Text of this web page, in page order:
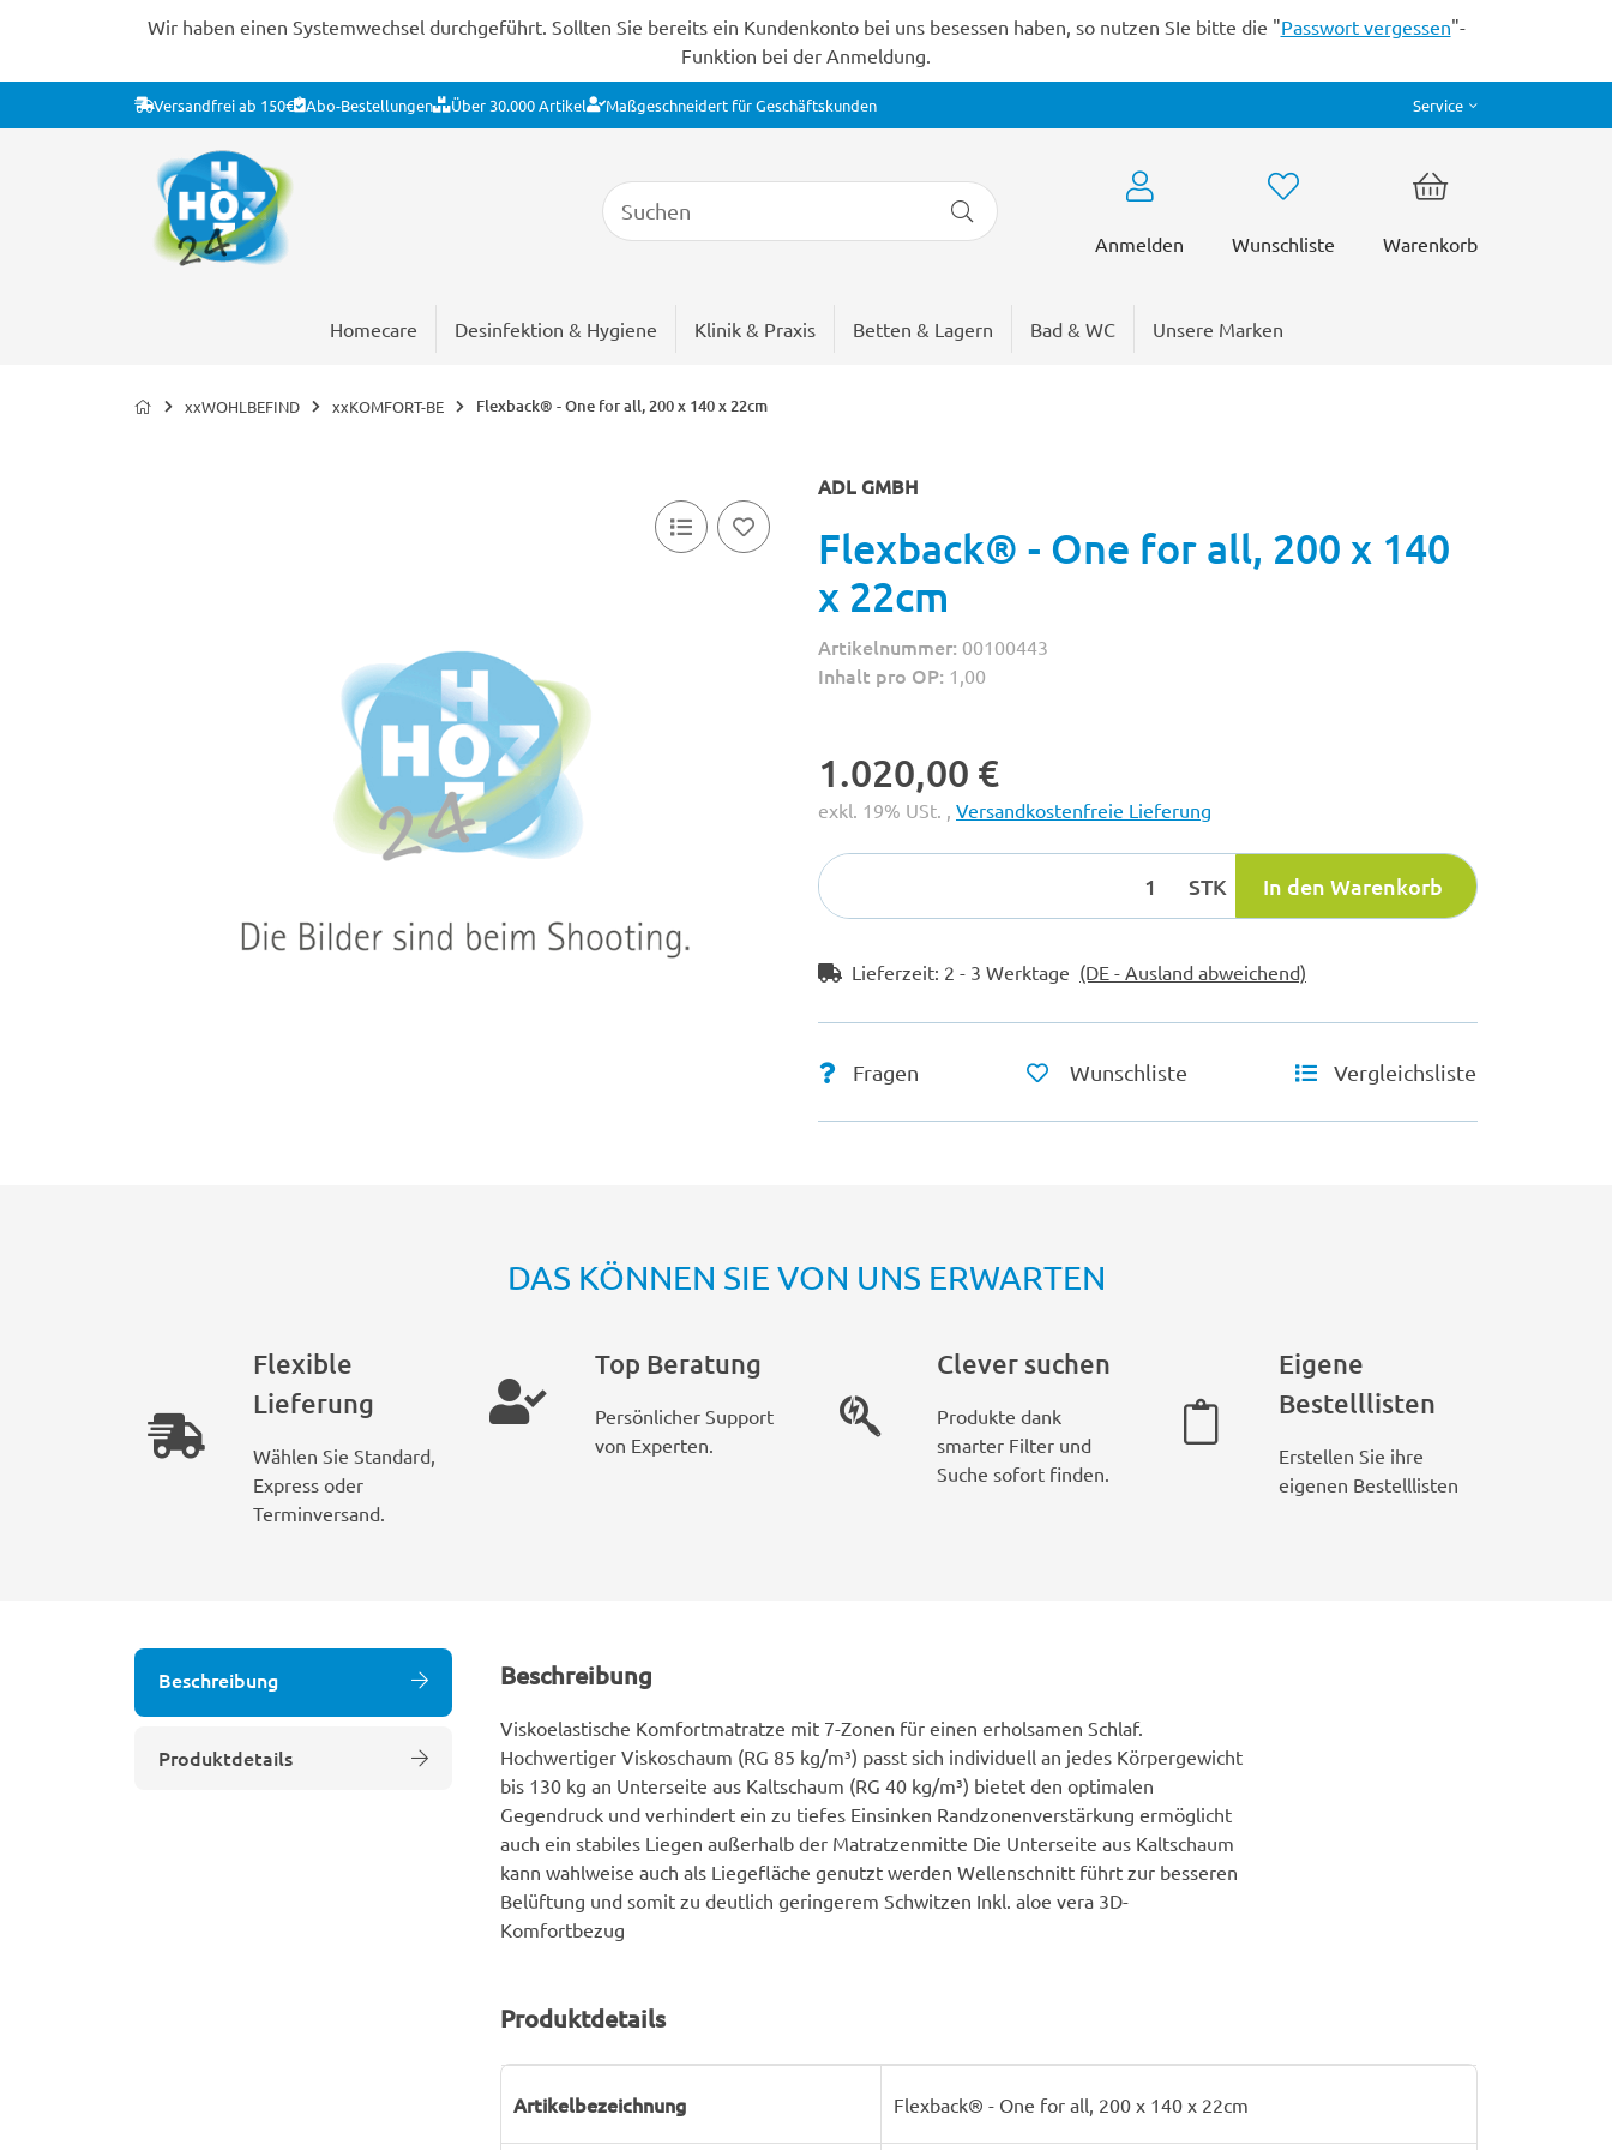
Wir haben einen Systemwechsel durchgeführt. Sollten Sie bereits ein Kundenkonto bei uns besessen haben, so nutzen SIe bitte die "Passwort vergessen"-
Funktion bei der Anmeldung.
Versandfrei ab 150€ Abo-Bestellungen Über 30.000 Artikel Maßgeschneidert für Geschäftskunden Service
Anmelden Wunschliste Warenkorb
Homecare Desinfektion & Hygiene Klinik & Praxis Betten & Lagern Bad & WC Unsere Marken
xxWOHLBEFIND xxKOMFORT-BE Flexback® - One for all, 200 x 140 x 22cm
ADL GMBH
Flexback® - One for all, 200 x 140
x 22cm
Artikelnummer: 00100443
Inhalt pro OP: 1,00
1.020,00 €
exkl. 19% USt. , Versandkostenfreie Lieferung
STK In den Warenkorb
Lieferzeit: 2 - 3 Werktage (DE - Ausland abweichend)
Fragen Wunschliste Vergleichsliste
DAS KÖNNEN SIE VON UNS ERWARTEN
Flexible
Lieferung
Wählen Sie Standard,
Express oder
Terminversand.
Top Beratung
Persönlicher Support
von Experten.
Clever suchen
Produkte dank
smarter Filter und
Suche sofort finden.
Eigene
Bestelllisten
Erstellen Sie ihre
eigenen Bestelllisten
Beschreibung
Produktdetails
Beschreibung
Viskoelastische Komfortmatratze mit 7-Zonen für einen erholsamen Schlaf.
Hochwertiger Viskoschaum (RG 85 kg/m³) passt sich individuell an jedes Körpergewicht
bis 130 kg an Unterseite aus Kaltschaum (RG 40 kg/m³) bietet den optimalen
Gegendruck und verhindert ein zu tiefes Einsinken Randzonenverstärkung ermöglicht
auch ein stabiles Liegen außerhalb der Matratzenmitte Die Unterseite aus Kaltschaum
kann wahlweise auch als Liegefläche genutzt werden Wellenschnitt führt zur besseren
Belüftung und somit zu deutlich geringerem Schwitzen Inkl. aloe vera 3D-
Komfortbezug
Produktdetails
Artikelbezeichnung Flexback® - One for all, 200 x 140 x 22cm